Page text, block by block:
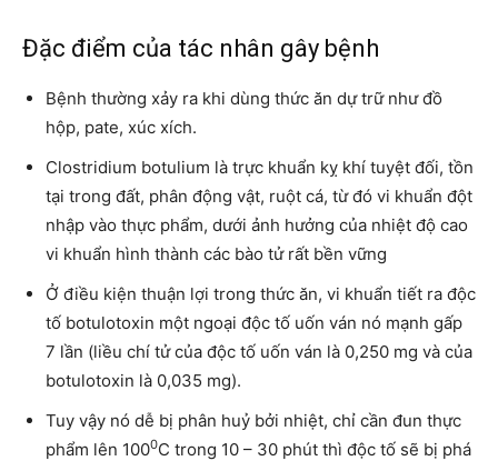
Đặc điểm của tác nhân gây bệnh
Bệnh thường xảy ra khi dùng thức ăn dự trữ như đồ
hộp, pate, xúc xích.
Clostridium botulium là trực khuẩn kỵ khí tuyệt đối, tồn
tại trong đất, phân động vật, ruột cá, từ đó vi khuẩn đột
nhập vào thực phẩm, dưới ảnh hưởng của nhiệt độ cao
vi khuẩn hình thành các bào tử rất bền vững
Ở điều kiện thuận lợi trong thức ăn, vi khuẩn tiết ra độc
tố botulotoxin một ngoại độc tố uốn ván nó mạnh gấp
7 lần (liều chí tử của độc tố uốn ván là 0,250 mg và của
botulotoxin là 0,035 mg).
Tuy vậy nó dễ bị phân huỷ bởi nhiệt, chỉ cần đun thực
phẩm lên 1000C trong 10 – 30 phút thì độc tố sẽ bị phá